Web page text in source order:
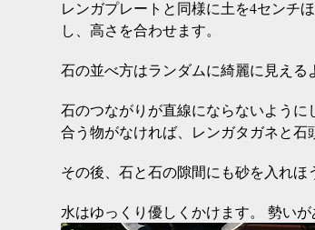
レンガプレートと同様に土を4センチ
し、高さを合わせます。
石の並べ方はランダムに綺麗に見える
石のつながりが直線にならないように
合う物がなければ、レンガタガネと石
その後、石と石の隙間にも砂を入れほ
水はゆっくり優しくかけます。 勢い